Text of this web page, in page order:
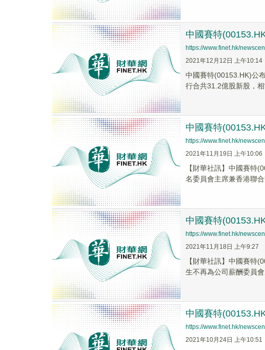
中國賽特
https://www.finet.hk/
2021年12月12日 上午10:14
中國賽特(00153.HK)公
行合共31.2億股新股，相
中國賽特
https://www.finet.hk/
2021年11月19日 上午10:06
【財華社訊】中國賽特
名委員會主席兼香港聯合
中國賽特
https://www.finet.hk/
2021年11月18日 上午9:27
【財華社訊】中國賽特
生不再為公司薪酬委員會
中國賽特
https://www.finet.hk/
2021年10月24日 上午10:51